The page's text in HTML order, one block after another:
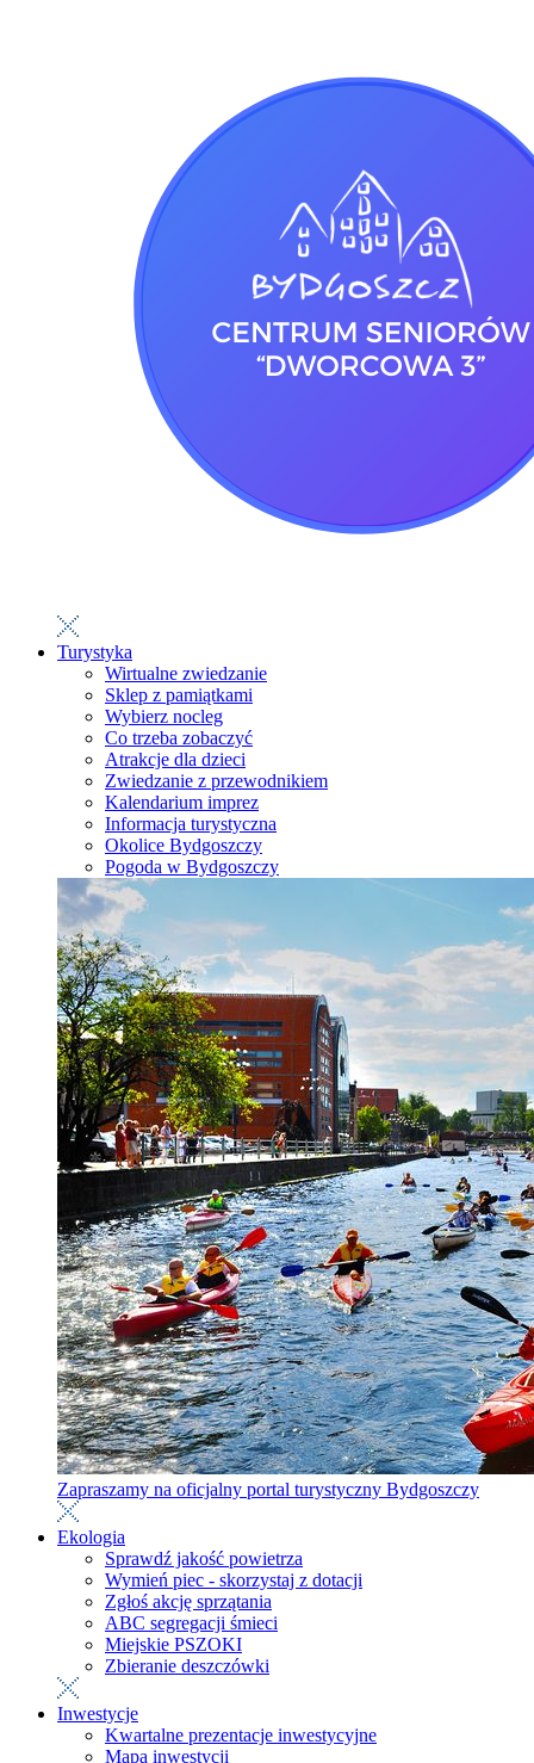
Turystyka
Wirtualne zwiedzanie
Sklep z pamiątkami
Wybierz nocleg
Co trzeba zobaczyć
Atrakcje dla dzieci
Zwiedzanie z przewodnikiem
Kalendarium imprez
Informacja turystyczna
Okolice Bydgoszczy
Pogoda w Bydgoszczy
Zapraszamy na oficjalny portal turystyczny Bydgoszczy
Ekologia
Sprawdź jakość powietrza
Wymień piec - skorzystaj z dotacji
Zgłoś akcję sprzątania
ABC segregacji śmieci
Miejskie PSZOKI
Zbieranie deszczówki
Inwestycje
Kwartalne prezentacje inwestycyjne
Mapa inwestycji